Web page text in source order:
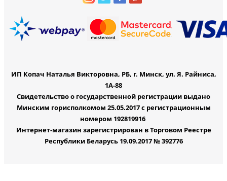
ИП Копач Наталья Викторовна, РБ, г. Минск, ул. Я. Райниса,
1А-88
Свидетельство о государственной регистрации выдано
Минским горисполкомом 25.05.2017 с регистрационным
номером 192819916
Интернет-магазин зарегистрирован в Торговом Реестре
Республики Беларусь 19.09.2017 № 392776